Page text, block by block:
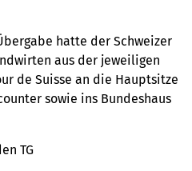
hatte der Schweizer
aus der jeweiligen
de Suisse an die Hauptsitze
sowie ins Bundeshaus
TG